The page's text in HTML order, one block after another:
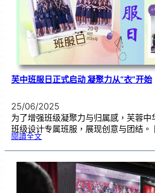
芙中班服日正式启动 凝聚力从“衣”开始
25/06/2025
为了增强班级凝聚力与归属感，芙蓉
班级设计专属班服，展现创意与团结
閱讀全文:芙
服
正
式
启
动
凝
聚
力